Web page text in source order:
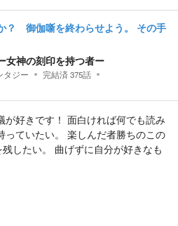
？ 御伽噺を終わらせよう。 その手
女神の刻印を持つ者ー
タジー 完結済375話
が好きです！ 面白ければ何でも読み
っていたい。 楽しんだ者勝ちのこの
したい。 曲げずに自分が好きなも